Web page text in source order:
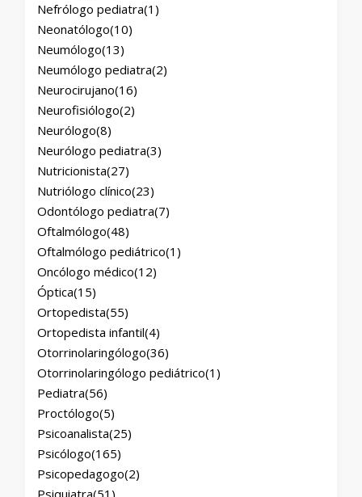
Nefrólogo pediatra(1)
Neonatólogo(10)
Neumólogo(13)
Neumólogo pediatra(2)
Neurocirujano(16)
Neurofisiólogo(2)
Neurólogo(8)
Neurólogo pediatra(3)
Nutricionista(27)
Nutriólogo clínico(23)
Odontólogo pediatra(7)
Oftalmólogo(48)
Oftalmólogo pediátrico(1)
Oncólogo médico(12)
Óptica(15)
Ortopedista(55)
Ortopedista infantil(4)
Otorrinolaringólogo(36)
Otorrinolaringólogo pediátrico(1)
Pediatra(56)
Proctólogo(5)
Psicoanalista(25)
Psicólogo(165)
Psicopedagogo(2)
Psiquiatra(51)